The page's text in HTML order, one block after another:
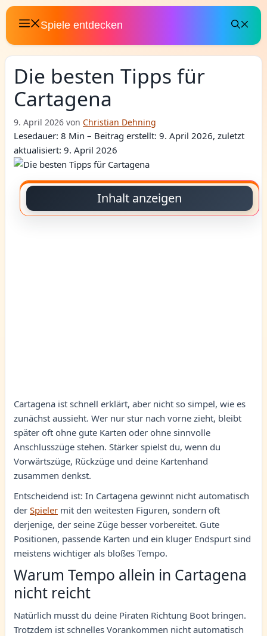
Zum
Inhalt
springen
Spiele entdecken
Die besten Tipps für
Cartagena
9. April 2026 von Christian Dehning
Lesedauer: 8 Min – Beitrag erstellt: 9. April 2026, zuletzt
aktualisiert: 9. April 2026
Inhalt anzeigen
Cartagena ist schnell erklärt, aber nicht so simpel, wie es
zunächst aussieht. Wer nur stur nach vorne zieht, bleibt
später oft ohne gute Karten oder ohne sinnvolle
Anschlusszüge stehen. Stärker spielst du, wenn du
Vorwärtszüge, Rückzüge und deine Kartenhand
zusammen denkst.
Entscheidend ist: In Cartagena gewinnt nicht automatisch
der Spieler mit den weitesten Figuren, sondern oft
derjenige, der seine Züge besser vorbereitet. Gute
Positionen, passende Karten und ein kluger Endspurt sind
meistens wichtiger als bloßes Tempo.
Warum Tempo allein in Cartagena
nicht reicht
Natürlich musst du deine Piraten Richtung Boot bringen.
Trotzdem ist schnelles Vorankommen nicht automatisch